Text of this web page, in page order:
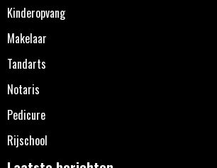
Kinderopvang
Makelaar
Tandarts
Notaris
Pedicure
Rijschool